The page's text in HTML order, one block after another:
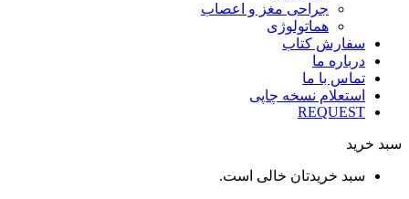
جراحی مغز و اعصاب
هماتولوژی
سفارش کتاب
درباره ما
تماس با ما
استعلام نسخه چاپی
REQUEST
سبد خرید
سبد خریدتان خالی است.